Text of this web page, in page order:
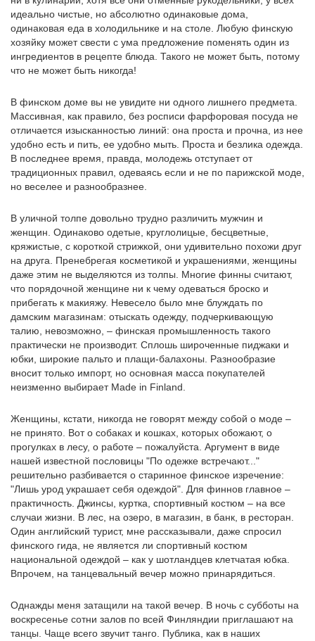
идеально чистые, но абсолютно одинаковые дома,
одинаковая еда в холодильнике и на столе. Любую финскую
хозяйку может свести с ума предложение поменять один из
ингредиентов в рецепте блюда. Такого не может быть, потому
что не может быть никогда!
В финском доме вы не увидите ни одного лишнего предмета.
Массивная, как правило, без росписи фарфоровая посуда не
отличается изысканностью линий: она проста и прочна, из нее
удобно есть и пить, ее удобно мыть. Проста и безлика одежда.
В последнее время, правда, молодежь отступает от
традиционных правил, одеваясь если и не по парижской моде,
но веселее и разнообразнее.
В уличной толпе довольно трудно различить мужчин и
женщин. Одинаково одетые, круглолицые, бесцветные,
кряжистые, с короткой стрижкой, они удивительно похожи друг
на друга. Пренебрегая косметикой и украшениями, женщины
даже этим не выделяются из толпы. Многие финны считают,
что порядочной женщине ни к чему одеваться броско и
прибегать к макияжу. Невесело было мне блуждать по
дамским магазинам: отыскать одежду, подчеркивающую
талию, невозможно, – финская промышленность такого
практически не производит. Сплошь широченные пиджаки и
юбки, широкие пальто и плащи-балахоны. Разнообразие
вносит только импорт, но основная масса покупателей
неизменно выбирает Made in Finland.
Женщины, кстати, никогда не говорят между собой о моде –
не принято. Вот о собаках и кошках, которых обожают, о
прогулках в лесу, о работе – пожалуйста. Аргумент в виде
нашей известной пословицы "По одежке встречают..."
решительно разбивается о старинное финское изречение:
"Лишь урод украшает себя одеждой". Для финнов главное –
практичность. Джинсы, куртка, спортивный костюм – на все
случаи жизни. В лес, на озеро, в магазин, в банк, в ресторан.
Один английский турист, мне рассказывали, даже спросил
финского гида, не является ли спортивный костюм
национальной одеждой – как у шотландцев клетчатая юбка.
Впрочем, на танцевальный вечер можно принарядиться.
Однажды меня затащили на такой вечер. В ночь с субботы на
воскресенье сотни залов по всей Финляндии приглашают на
танцы. Чаще всего звучит танго. Публика, как в наших